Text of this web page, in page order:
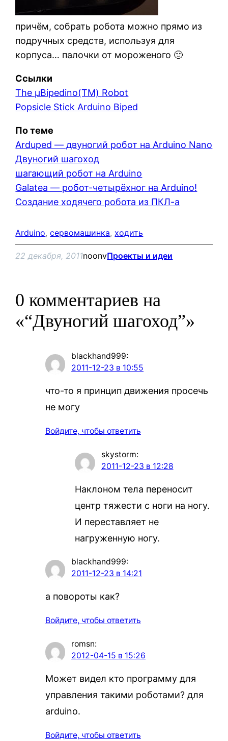
причём, собрать робота можно прямо из
подручных средств, используя для
корпуса… палочки от мороженого 🙂
Ссылки
The µBipedino(TM) Robot
Popsicle Stick Arduino Biped
По теме
Arduped — двуногий робот на Arduino Nano
Двуногий шагоход
шагающий робот на Arduino
Galatea — робот-четырёхног на Arduino!
Создание ходячего робота из ПКЛ-а
Arduino, сервомашинка, ходить
22 декабря, 2011noonvПроекты и идеи
0 комментариев на
«“Двуногий шагоход”»
blackhand999:
2011-12-23 в 10:55
что-то я принцип движения просечь
не могу
Войдите, чтобы ответить
skystorm:
2011-12-23 в 12:28
Наклоном тела переносит
центр тяжести с ноги на ногу.
И переставляет не
нагруженную ногу.
blackhand999:
2011-12-23 в 14:21
а повороты как?
Войдите, чтобы ответить
romsn:
2012-04-15 в 15:26
Может видел кто программу для
управления такими роботами? для
arduino.
Войдите, чтобы ответить